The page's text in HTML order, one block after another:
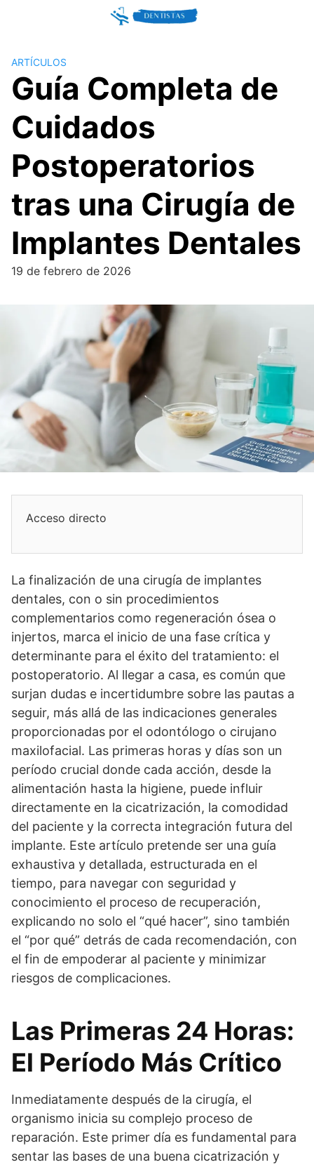
ARTÍCULOS
Guía Completa de
Cuidados
Postoperatorios
tras una Cirugía de
Implantes Dentales
19 de febrero de 2026
Acceso directo
La finalización de una cirugía de implantes
dentales, con o sin procedimientos
complementarios como regeneración ósea o
injertos, marca el inicio de una fase crítica y
determinante para el éxito del tratamiento: el
postoperatorio. Al llegar a casa, es común que
surjan dudas e incertidumbre sobre las pautas a
seguir, más allá de las indicaciones generales
proporcionadas por el odontólogo o cirujano
maxilofacial. Las primeras horas y días son un
período crucial donde cada acción, desde la
alimentación hasta la higiene, puede influir
directamente en la cicatrización, la comodidad
del paciente y la correcta integración futura del
implante. Este artículo pretende ser una guía
exhaustiva y detallada, estructurada en el
tiempo, para navegar con seguridad y
conocimiento el proceso de recuperación,
explicando no solo el “qué hacer”, sino también
el “por qué” detrás de cada recomendación, con
el fin de empoderar al paciente y minimizar
riesgos de complicaciones.
Las Primeras 24 Horas:
El Período Más Crítico
Inmediatamente después de la cirugía, el
organismo inicia su complejo proceso de
reparación. Este primer día es fundamental para
sentar las bases de una buena cicatrización y